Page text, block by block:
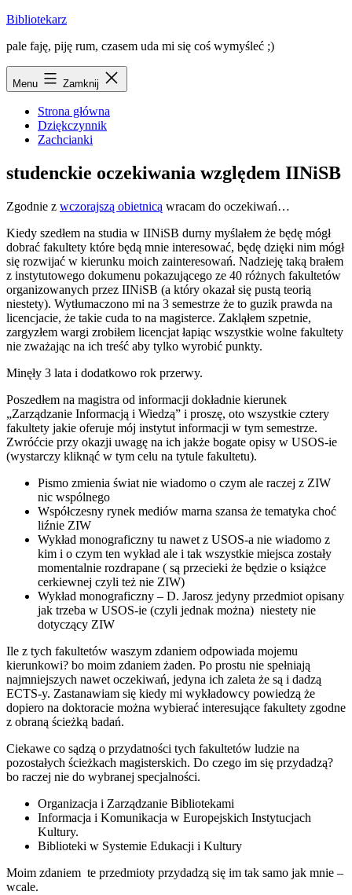
Przejdź
treści
Bibliotekarz
pale faję, piję rum, czasem uda mi się coś wymyśleć ;)
Menu Zamknij
Strona główna
Dziękczynnik
Zachcianki
studenckie oczekiwania względem IINiSB
Zgodnie z wczorajszą obietnicą wracam do oczekiwań…
Kiedy szedłem na studia w IINiSB durny myślałem że będę mógł
dobrać fakultety które będą mnie interesować, będę dzięki nim mógł
się rozwijać w kierunku moich zainteresowań. Nadzieję taką brałem
z instytutowego dokumenu pokazującego ze 40 różnych fakultetów
organizowanych przez IINiSB (a który okazał się pustą teorią
niestety). Wytłumaczono mi na 3 semestrze że to guzik prawda na
licencjacie, że takie cuda to na magisterce. Zakląłem szpetnie,
zargyzłem wargi zrobiłem licencjat łapiąc wszystkie wolne fakultety
nie zważając na ich treść aby tylko wyrobić punkty.
Minęły 3 lata i dodatkowo rok przerwy.
Poszedłem na magistra od informacji dokładnie kierunek
„Zarządzanie Informacją i Wiedzą” i proszę, oto wszystkie cztery
fakultety jakie oferuje mój instytut informacji w tym semestrze.
Zwróćcie przy okazji uwagę na ich jakże bogate opisy w USOS-ie
(wystarczy kliknąć w tym celu na tytule fakultetu).
Pismo zmienia świat nie wiadomo o czym ale raczej z ZIW
nic wspólnego
Współczesny rynek mediów marna szansa że tematyka choć
liźnie ZIW
Wykład monograficzny tu nawet z USOS-a nie wiadomo z
kim i o czym ten wykład ale i tak wszystkie miejsca zostały
momentalnie rozdrapane ( są przecieki że będzie o książce
cerkiewnej czyli też nie ZIW)
Wykład monograficzny – D. Jarosz jedyny przedmiot opisany
jak trzeba w USOS-ie (czyli jednak można) niestety nie
dotyczący ZIW
Ile z tych fakultetów waszym zdaniem odpowiada mojemu
kierunkowi? bo moim zdaniem żaden. Po prostu nie spełniają
najmniejszych nawet oczekiwań, jedyna ich zaleta że są i dadzą
ECTS-y. Zastanawiam się kiedy mi wykładowcy powiedzą że
dopiero na doktoracie można wybierać interesujące fakultety zgodne
z obraną ścieżką badań.
Ciekawe co sądzą o przydatności tych fakultetów ludzie na
pozostałych ścieżkach magisterskich. Do czego im się przydadzą?
bo raczej nie do wybranej specjalności.
Organizacja i Zarządzanie Bibliotekami
Informacja i Komunikacja w Europejskich Instytucjach
Kultury.
Biblioteki w Systemie Edukacji i Kultury
Moim zdaniem te przedmioty przydadzą się im tak samo jak mnie –
wcale.